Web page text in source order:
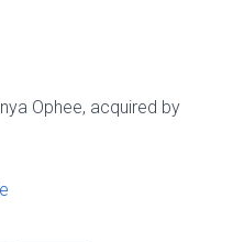
Ophee, acquired by